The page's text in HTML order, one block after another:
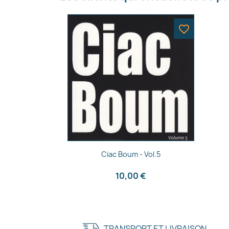
Aperçu rapide
Ciac Boum - Vol.5
10,00 €
favorite_border